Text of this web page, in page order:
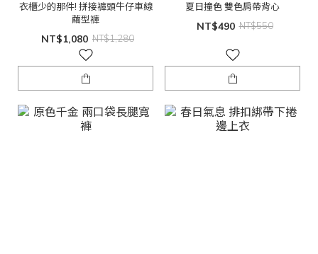
衣櫃少的那件! 拼接褲頭牛仔車線
繭型褲
NT$1,080 NT$1,280
夏日撞色 雙色肩帶背心
NT$490 NT$550